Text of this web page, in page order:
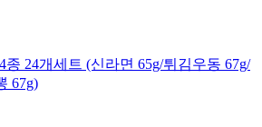
24개세트 (신라면 65g/튀김우동 67g/
67g)